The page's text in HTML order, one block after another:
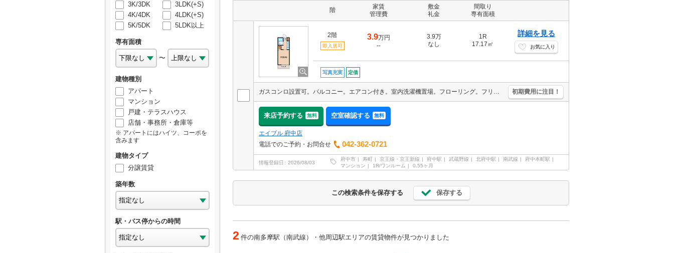
3K/3DK
3LDK(+S)
4K/4DK
4LDK(+S)
5K/5DK
5LDK以上
専有面積
〜
建物種別
アパート
マンション
戸建・テラスハウス
店舗・事務所・倉庫等
アパートにはハイツ、コーポを
含みます
建物タイプ
分譲賃貸
築年数
駅・バス停からの時間
階
家賃
管理費
敷金
礼金
間取り
専有面積
2階
即入居可
3.9万円
--
3.9万
なし
1R
17.17㎡
詳細を見る
お気に入り
写真充実 定借
ガスコンロ設置可。バルコニー。エアコン付き。室内洗濯機置場。フローリング。フリーレント2ヶ月。清掃費実費。 初期費用に注目！
来店予約する 無料 空室確認する 無料
エイブル 府中店
電話でのご予約・お問合せ
042-362-0721
情報登録日 2026/08/03
府中市 寿町 京王線・京王新線 府中駅 武蔵野線 北府中駅 南武線
府中本町駅
マンション
1R/ワンルーム 0.55ヶ月
この検索条件を保存する 保存する
2 件の南多摩駅（南武線）・他周辺駅エリアの賃貸物件が見つかりました